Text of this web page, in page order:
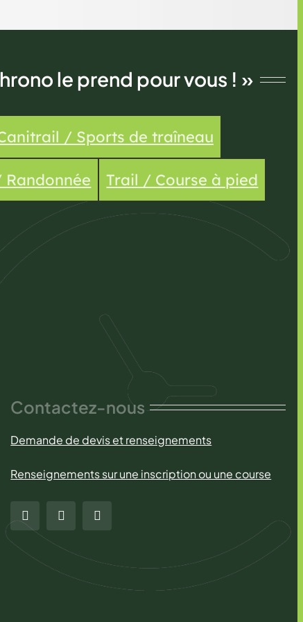
le prend pour vous ! »
/ Sports de traîneau
Trail / Course à pied
Contactez-nous
Demande de devis et renseignements
Renseignements sur une inscription ou une course